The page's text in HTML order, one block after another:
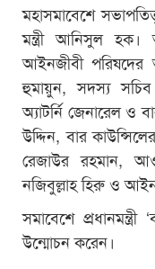
মহাসমাবেশে
মন্ত্রী আনিসুল
আইনজীবী
হুমায়ুন, সদস্য
অ্যাটর্নি জেনারেল ও
উদ্দিন, বার
রেজাউর রহমান,
নজিবুল্লাহ হিরু ও
সমাবেশে
উন্মোচন করেন।